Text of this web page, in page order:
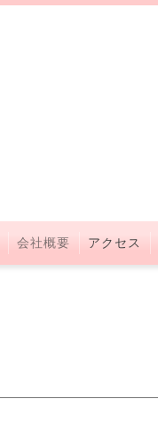
会社概要 アクセス